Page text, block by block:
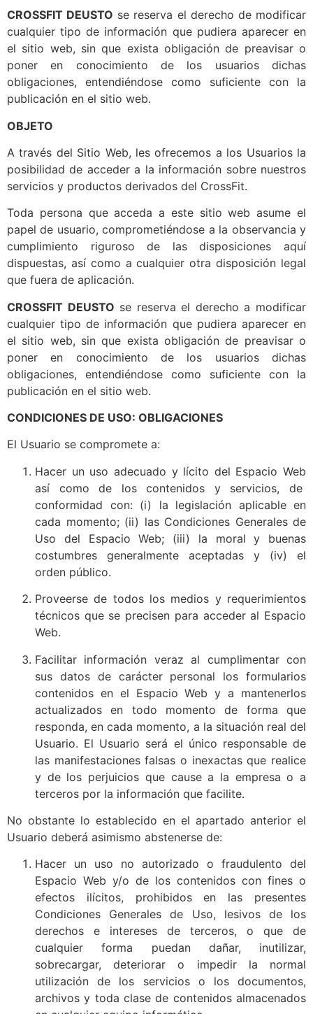
CROSSFIT DEUSTO se reserva el derecho de modificar
cualquier tipo de información que pudiera aparecer en
el sitio web, sin que exista obligación de preavisar o
poner en conocimiento de los usuarios dichas
obligaciones, entendiéndose como suficiente con la
publicación en el sitio web.
OBJETO
A través del Sitio Web, les ofrecemos a los Usuarios la
posibilidad de acceder a la información sobre nuestros
servicios y productos derivados del CrossFit.
Toda persona que acceda a este sitio web asume el
papel de usuario, comprometiéndose a la observancia y
cumplimiento riguroso de las disposiciones aquí
dispuestas, así como a cualquier otra disposición legal
que fuera de aplicación.
CROSSFIT DEUSTO se reserva el derecho a modificar
cualquier tipo de información que pudiera aparecer en
el sitio web, sin que exista obligación de preavisar o
poner en conocimiento de los usuarios dichas
obligaciones, entendiéndose como suficiente con la
publicación en el sitio web.
CONDICIONES DE USO: OBLIGACIONES
El Usuario se compromete a:
Hacer un uso adecuado y lícito del Espacio Web
así como de los contenidos y servicios, de
conformidad con: (i) la legislación aplicable en
cada momento; (ii) las Condiciones Generales de
Uso del Espacio Web; (iii) la moral y buenas
costumbres generalmente aceptadas y (iv) el
orden público.
Proveerse de todos los medios y requerimientos
técnicos que se precisen para acceder al Espacio
Web.
Facilitar información veraz al cumplimentar con
sus datos de carácter personal los formularios
contenidos en el Espacio Web y a mantenerlos
actualizados en todo momento de forma que
responda, en cada momento, a la situación real del
Usuario. El Usuario será el único responsable de
las manifestaciones falsas o inexactas que realice
y de los perjuicios que cause a la empresa o a
terceros por la información que facilite.
No obstante lo establecido en el apartado anterior el
Usuario deberá asimismo abstenerse de:
Hacer un uso no autorizado o fraudulento del
Espacio Web y/o de los contenidos con fines o
efectos ilícitos, prohibidos en las presentes
Condiciones Generales de Uso, lesivos de los
derechos e intereses de terceros, o que de
cualquier forma puedan dañar, inutilizar,
sobrecargar, deteriorar o impedir la normal
utilización de los servicios o los documentos,
archivos y toda clase de contenidos almacenados